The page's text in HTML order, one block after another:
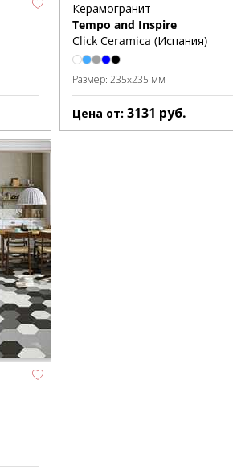
Керамогранит
Tempo and Inspire
Click Ceramica (Испания)
Размер:235x235 мм
Цена от:3131 руб.